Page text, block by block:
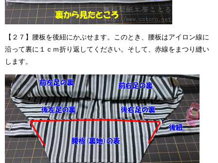
【２７】腰板を後紐にかぶせます。このとき、腰板はアイロン線に
沿って裏に１ｃｍ折り返してください。そして、赤線をまつり縫い
します。